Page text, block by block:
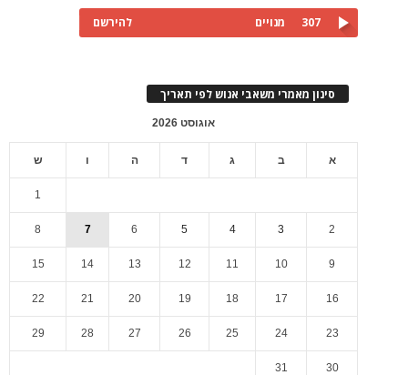
307 מנויים להירשם
סינון מאמרי משאבי אנוש לפי תאריך
אוגוסט 2026
א ב ג ד ה ו ש
1
2
3
4
5
6
7
8
9
10
11
12
13
14
15
16
17
18
19
20
21
22
23
24
25
26
27
28
29
30
31